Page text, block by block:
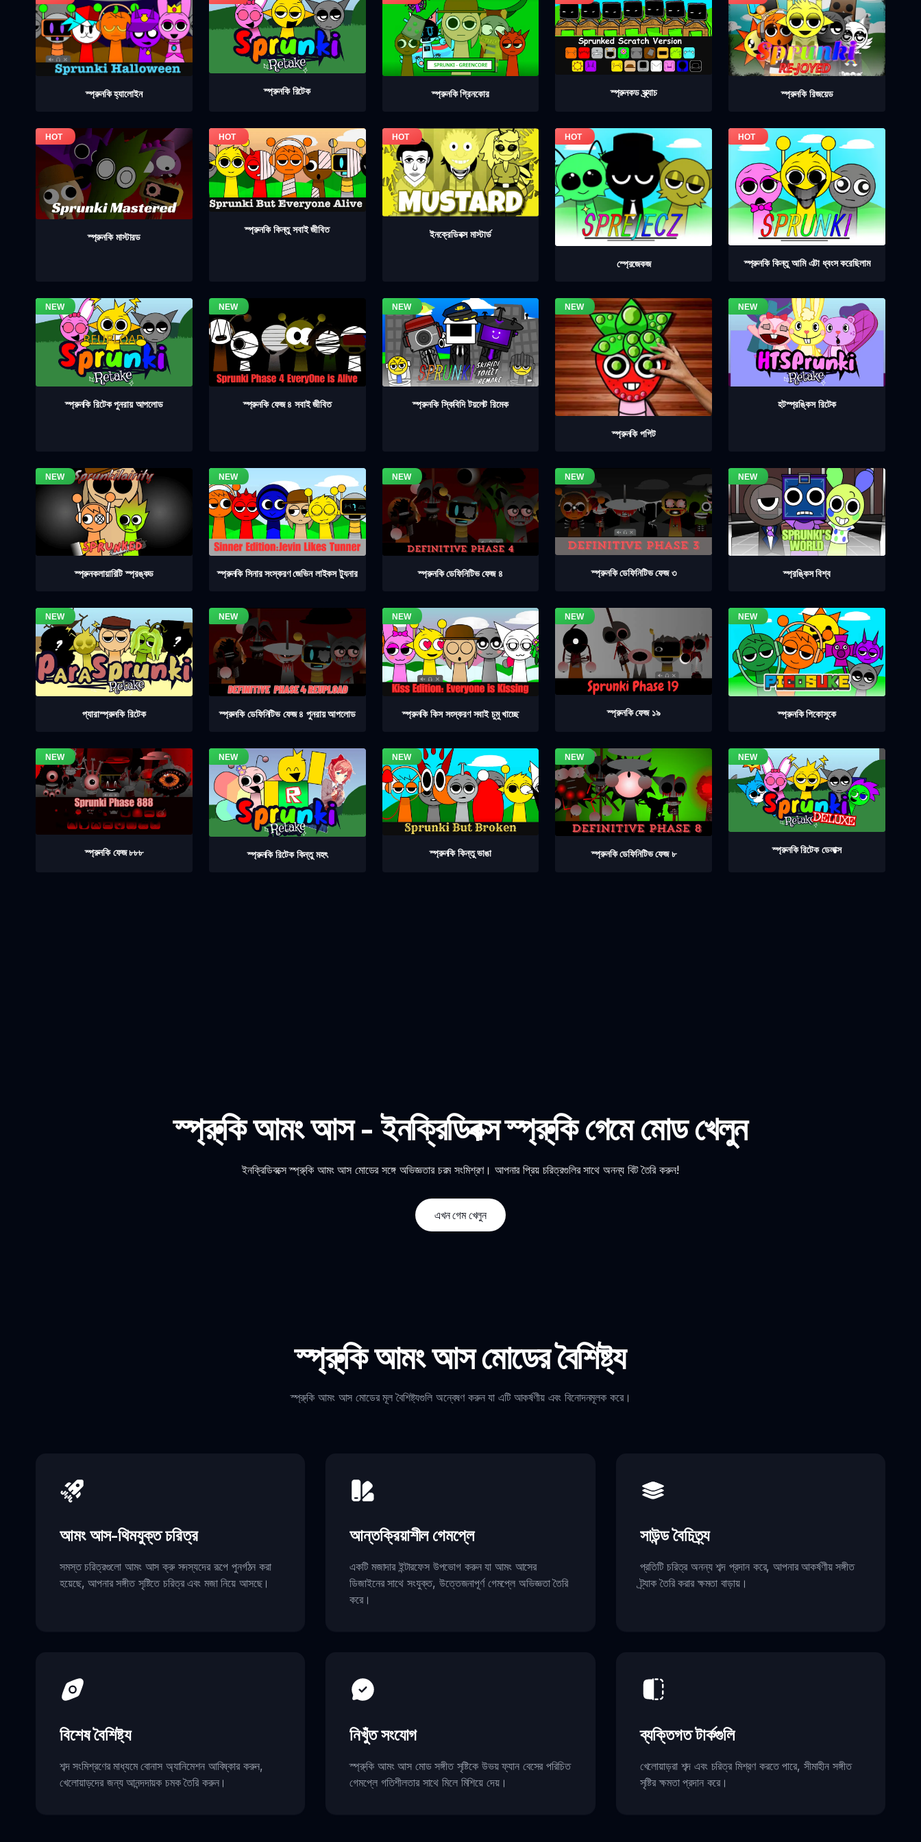
স্প্রুনকি হ্যালোইন স্প্রুনকি রিটেক স্প্রুনকি গ্রিনকোর স্প্রুনকড স্ক্র্যাচ স্প্রুনকি রিজয়েড
স্প্রুনকি মাস্টারড
স্প্রুনকি কিন্তু সবাই জীবিত ইনক্রেডিবক্স মাস্টার্ড
স্প্রেজেকজ স্প্রুনকি কিন্তু আমি এটা ধ্বংস করেছিলাম
স্প্রুনকি রিটেক পুনরায় আপলোড স্প্রুনকি ফেজ ৪ সবাই জীবিত স্প্রুনকি স্কিবিদি টয়লেট রিমেক
স্প্রুনকি পপিট
হটস্প্রঙ্কিস রিটেক
স্প্রুনকলায়ারিটি স্প্রঙ্কড স্প্রুনকি সিনার সংস্করণ জেভিন লাইকস ট্যুনার স্প্রুনকি ডেফিনিটিভ ফেজ ৪ স্প্রুনকি ডেফিনিটিভ ফেজ ৩ স্প্রঙ্কিস বিশ্ব
প্যারাস্প্রুনকি রিটেক স্প্রুনকি ডেফিনিটিভ ফেজ ৪ পুনরায় আপলোড স্প্রুনকি কিস সংস্করণ সবাই চুমু খাচ্ছে স্প্রুনকি ফেজ ১৯ স্প্রুনকি পিকোসুকে
স্প্রুনকি ফেজ ৮৮৮ স্প্রুনকি রিটেক কিন্তু মহৎ স্প্রুনকি কিন্তু ভাঙা স্প্রুনকি ডেফিনিটিভ ফেজ ৮ স্প্রুনকি রিটেক ডেলাক্স
স্প্রু্কি আমং আস - ইনক্রিডিবক্স স্প্রু্কি গেমে মোড খেলুন
ইনক্রিডিবক্সে স্প্রু্কি আমং আস মোডের সঙ্গে অভিজ্ঞতার চরম সংমিশ্রণ। আপনার প্রিয় চরিত্রগুলির সাথে অনন্য বিট তৈরি করুন!
এখন গেম খেলুন
স্প্রু্কি আমং আস মোডের বৈশিষ্ট্য
স্প্রু্কি আমং আস মোডের মূল বৈশিষ্ট্যগুলি অন্বেষণ করুন যা এটি আকর্ষণীয় এবং বিনোদনমূলক করে।
আমং আস-থিমযুক্ত চরিত্র
সমস্ত চরিত্রগুলো আমং আস ক্রু সদস্যদের রূপে পুনর্গঠন করা
হয়েছে, আপনার সঙ্গীত সৃষ্টিতে চরিত্র এবং মজা নিয়ে আসছে।
আন্তক্রিয়াশীল গেমপ্লে
একটি মজাদার ইন্টারফেস উপভোগ করুন যা আমং আসের
ডিজাইনের সাথে সংযুক্ত, উত্তেজনাপূর্ণ গেমপ্লে অভিজ্ঞতা তৈরি
করে।
সাউন্ড বৈচিত্র্য
প্রতিটি চরিত্র অনন্য শব্দ প্রদান করে, আপনার আকর্ষণীয় সঙ্গীত
ট্র্যাক তৈরি করার ক্ষমতা বাড়ায়।
বিশেষ বৈশিষ্ট্য
শব্দ সংমিশ্রণের মাধ্যমে বোনাস অ্যানিমেশন আবিষ্কার করুন,
খেলোয়াড়দের জন্য আনন্দদায়ক চমক তৈরি করুন।
নিখুঁত সংযোগ
স্প্রু্কি আমং আস মোড সঙ্গীত সৃষ্টিকে উভয় ফ্যান বেসের পরিচিত
গেমপ্লে গতিশীলতার সাথে মিলে মিশিয়ে দেয়।
ব্যক্তিগত টার্কগুলি
খেলোয়াড়রা শব্দ এবং চরিত্র মিশ্রণ করতে পারে, সীমাহীন সঙ্গীত
সৃষ্টির ক্ষমতা প্রদান করে।